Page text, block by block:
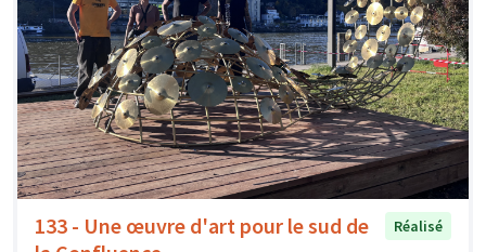
133 - Une œuvre d'art pour le sud de
Réalisé